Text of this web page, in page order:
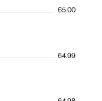
64.99
65.00